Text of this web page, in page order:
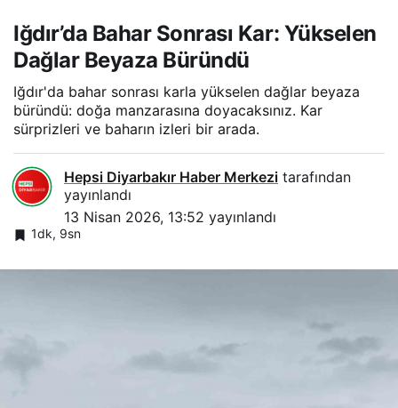
Iğdır’da Bahar Sonrası Kar: Yükselen
Dağlar Beyaza Büründü
Iğdır'da bahar sonrası karla yükselen dağlar beyaza
büründü: doğa manzarasına doyacaksınız. Kar
sürprizleri ve baharın izleri bir arada.
Hepsi Diyarbakır Haber Merkezi tarafından
yayınlandı
13 Nisan 2026, 13:52 yayınlandı
1dk, 9sn